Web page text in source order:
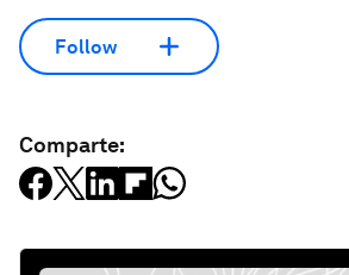
Follow
Comparte: